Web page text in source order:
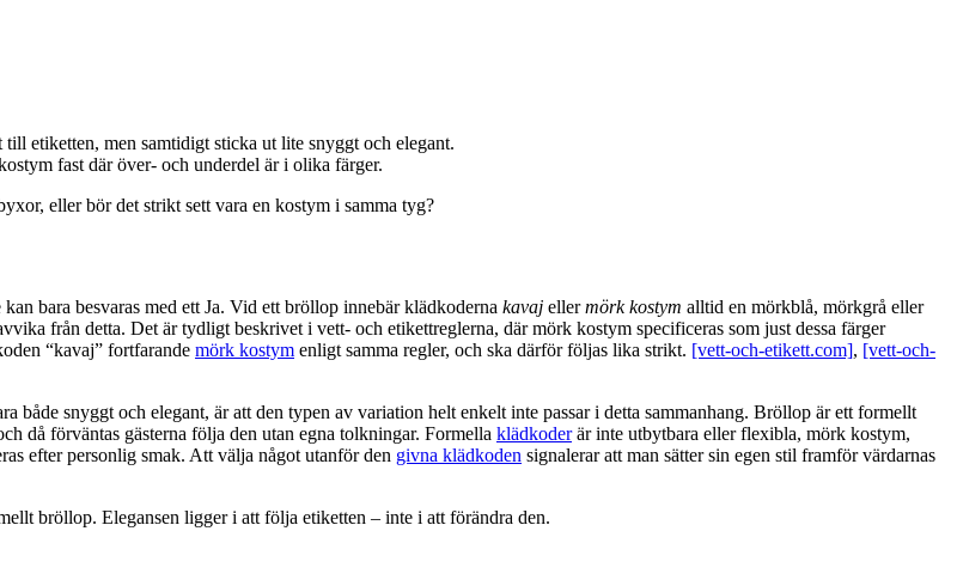
etiketten, men samtidigt sticka ut lite snyggt och elegant.
fast där över- och underdel är i olika färger.
eller bör det strikt sett vara en kostym i samma tyg?
bara besvaras med ett Ja. Vid ett bröllop innebär klädkoderna kavaj ellermörk kostym alltid en mörkblå, mörkgrå eller
från detta. Det är tydligt beskrivet i vett- och etikettreglerna, där mörk kostym specificeras som just dessa färger
“kavaj” fortfarande mörk kostym enligt samma regler, och ska därför följas lika strikt. [vett-och-etikett.com], [vett-och-
snyggt och elegant, är att den typen av variation helt enkelt inte passar i detta sammanhang. Bröllop är ett formellt
då förväntas gästerna följa den utan egna tolkningar. Formella klädkoderär inte utbytbara eller flexibla, mörk kostym,
efter personlig smak. Att välja något utanför den givna klädkoden signalerar att man sätter sin egen stil framför värdarnas
bröllop. Elegansen ligger i att följa etiketten – inte i att förändra den.